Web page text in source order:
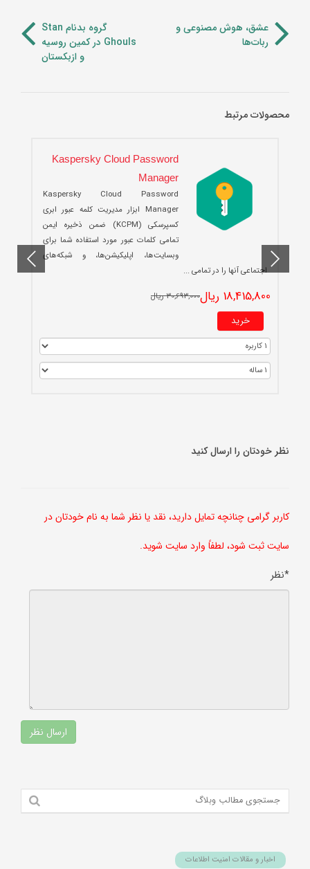
گروه بدنام Stan
Ghouls در کمین روسیه
و ازبکستان
عشق، هوش مصنوعی و
ربات‌ها
محصولات مرتبط
Kaspersky Cloud Password
Manager
Kaspersky Cloud Password
Manager ابزار مدیریت کلمه عبور ابری
کسپرسکی (KCPM) ضمن ذخیره ایمن
تمامی کلمات عبور مورد استفاده شما برای
وبسایت‌ها، اپلیکیشن‌ها، و شبکه‌های
اجتماعی آنها را در تمامی ...
18,415,800 ریال 30,693,000 ریال
خرید
نظر خودتان را ارسال کنید
کاربر گرامی چنانچه تمایل دارید، نقد یا نظر شما به نام خودتان در
سایت ثبت شود، لطفاً وارد سایت شوید.
*نظر
اخبار و مقالات امنیت اطلاعات